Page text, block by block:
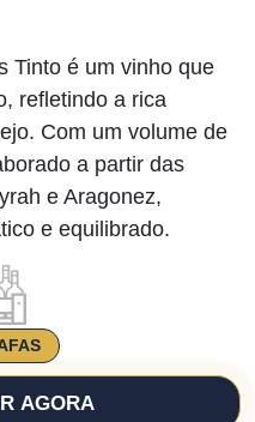
Tinto é um vinho que
refletindo a rica
Com um volume de
a partir das
e Aragonez,
e equilibrado.
AGORA